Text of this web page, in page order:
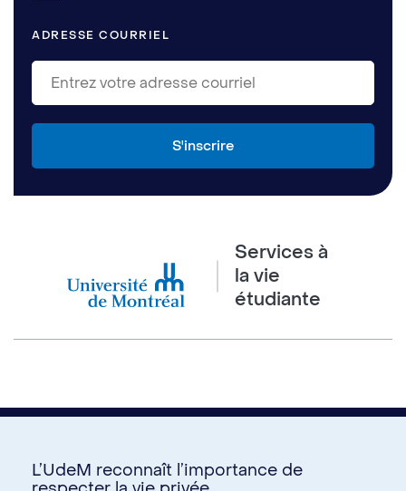
ADRESSE COURRIEL
Services à
la vie
étudiante
L’UdeM reconnaît l’importance de